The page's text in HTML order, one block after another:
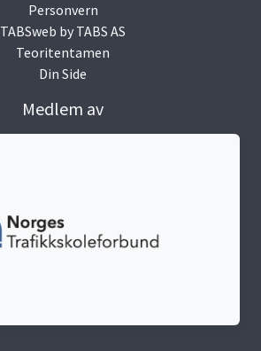
Personvern
TABSweb by TABS AS
Teoritentamen
Din Side
Medlem av